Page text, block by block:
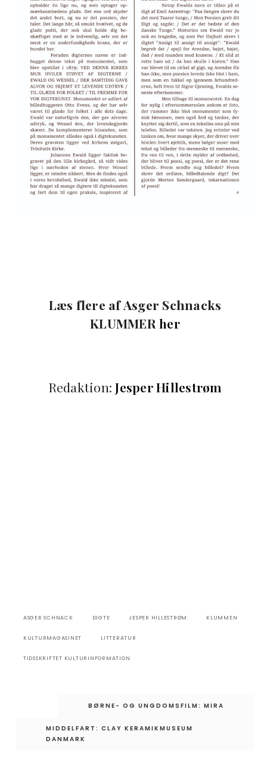
Læs flere af Asger Schnacks
KLUMMERher
Redaktion:Jesper Hillestrøm
ASGER SCHNACK DIGTE JESPER HILLESTRØM KLUMMEN
KULTURMAGASINET LITTERATUR
TIDSSKRIFTET KULTURINFORMATION
IndlægsnavigationBØRNE- OG UNGDOMSFILM: MIRA
MIDDELFART: CLAY KERAMIKMUSEUM
DANMARK